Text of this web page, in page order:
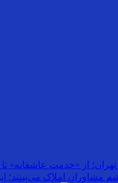
از «خدمت عاشقانه»
مشاوران املاک